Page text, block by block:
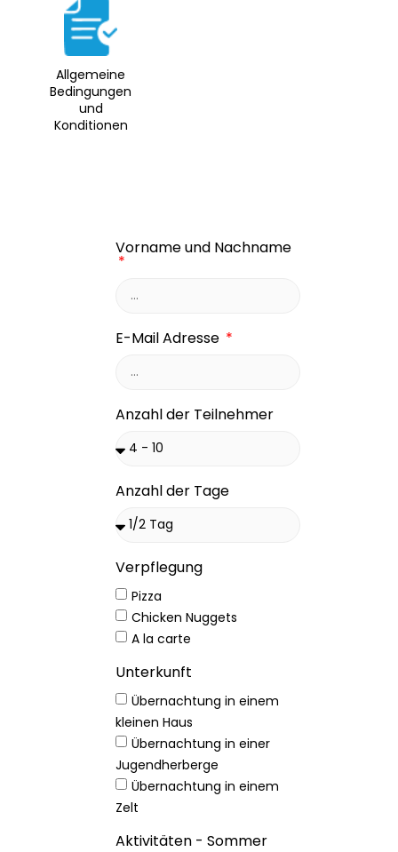
Allgemeine
Bedingungen
und
Konditionen
Vorname und Nachname
E-Mail Adresse
Anzahl der Teilnehmer
Anzahl der Tage
Verpflegung
Pizza
Chicken Nuggets
A la carte
Unterkunft
Übernachtung in einem
kleinen Haus
Übernachtung in einer
Jugendherberge
Übernachtung in einem
Zelt
Aktivitäten - Sommer